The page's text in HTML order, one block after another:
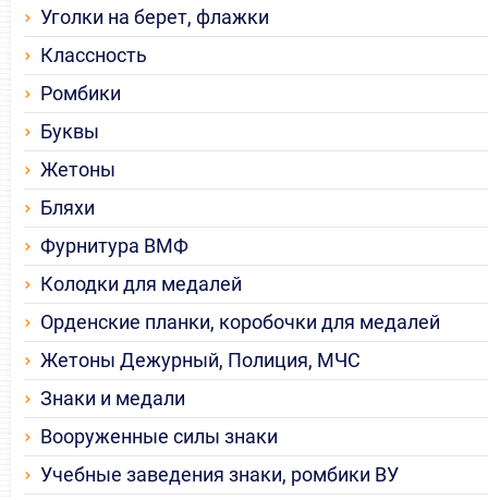
Уголки на берет, флажки
Классность
Ромбики
Буквы
Жетоны
Бляхи
Фурнитура ВМФ
Колодки для медалей
Орденские планки, коробочки для медалей
Жетоны Дежурный, Полиция, МЧС
Знаки и медали
Вооруженные силы знаки
Учебные заведения знаки, ромбики ВУ